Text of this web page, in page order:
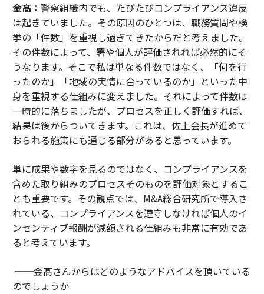
金髙： 警察組織内でも、たびたびコンプライアンス違反
は起きていました。その原因のひとつは、職務質問や検
挙の「件数」を重視し過ぎてきたからだと考えました。
その件数によって、署や個人が評価されれば必然的にそ
うなります。そこで私は単なる件数ではなく、「何を行
ったのか」「地域の実情に合っているのか」といった中
身を重視する仕組みに変えました。それによって件数は
一時的に落ちましたが、プロセスを正しく評価すれば、
結果は後からついてきます。これは、佐上会長が進めて
おられる施策にも通じる部分があると思っています。
単に成果や数字を見るのではなく、コンプライアンスを
含めた取り組みのプロセスそのものを評価対象とするこ
とも重要です。その観点では、M&A総合研究所で導入さ
れている、コンプライアンスを遵守しなければ個人のイ
ンセンティブ報酬が減額される仕組みも非常に有効であ
ると考えています。
──金髙さんからはどのようなアドバイスを頂いている
のでしょうか